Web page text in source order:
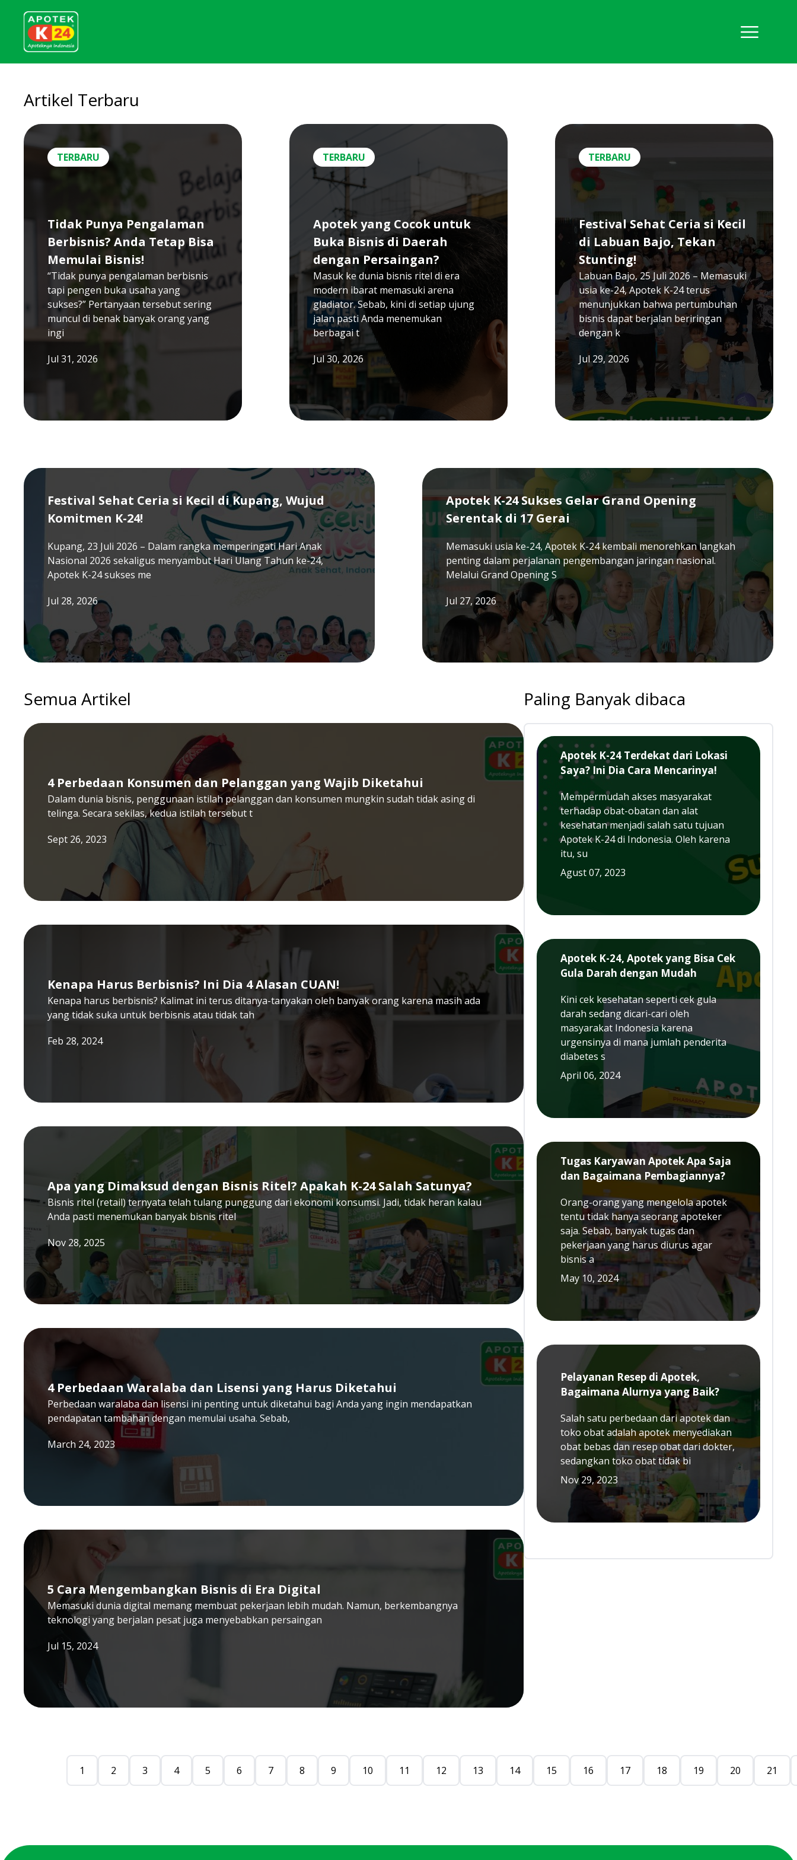
Artikel Terbaru
Tidak Punya Pengalaman
Berbisnis? Anda Tetap Bisa
Memulai Bisnis!
“Tidak punya pengalaman berbisnis
tapi pengen buka usaha yang
sukses?” Pertanyaan tersebut sering
muncul di benak banyak orang yang
ingi
Jul 31, 2026
TERBARU
Apotek yang Cocok untuk
Buka Bisnis di Daerah
dengan Persaingan?
Masuk ke dunia bisnis ritel di era
modern ibarat memasuki arena
gladiator. Sebab, kini di setiap ujung
jalan pasti Anda menemukan
berbagai t
Jul 30, 2026
TERBARU
Festival Sehat Ceria si Kecil
di Labuan Bajo, Tekan
Stunting!
Labuan Bajo, 25 Juli 2026 – Memasuki
usia ke-24, Apotek K-24 terus
menunjukkan bahwa pertumbuhan
bisnis dapat berjalan beriringan
dengan k
Jul 29, 2026
TERBARU
Festival Sehat Ceria si Kecil di Kupang, Wujud
Komitmen K-24!
Kupang, 23 Juli 2026 – Dalam rangka memperingati Hari Anak
Nasional 2026 sekaligus menyambut Hari Ulang Tahun ke-24,
Apotek K-24 sukses me
Jul 28, 2026
Apotek K-24 Sukses Gelar Grand Opening
Serentak di 17 Gerai
Memasuki usia ke-24, Apotek K-24 kembali menorehkan langkah
penting dalam perjalanan pengembangan jaringan nasional.
Melalui Grand Opening S
Jul 27, 2026
Semua Artikel
4 Perbedaan Konsumen dan Pelanggan yang Wajib Diketahui
Dalam dunia bisnis, penggunaan istilah pelanggan dan konsumen mungkin sudah tidak asing di
telinga. Secara sekilas, kedua istilah tersebut t
Sept 26, 2023
Kenapa Harus Berbisnis? Ini Dia 4 Alasan CUAN!
Kenapa harus berbisnis? Kalimat ini terus ditanya-tanyakan oleh banyak orang karena masih ada
yang tidak suka untuk berbisnis atau tidak tah
Feb 28, 2024
Apa yang Dimaksud dengan Bisnis Ritel? Apakah K-24 Salah Satunya?
Bisnis ritel (retail) ternyata telah tulang punggung dari ekonomi konsumsi. Jadi, tidak heran kalau
Anda pasti menemukan banyak bisnis ritel
Nov 28, 2025
4 Perbedaan Waralaba dan Lisensi yang Harus Diketahui
Perbedaan waralaba dan lisensi ini penting untuk diketahui bagi Anda yang ingin mendapatkan
pendapatan tambahan dengan memulai usaha. Sebab,
March 24, 2023
5 Cara Mengembangkan Bisnis di Era Digital
Memasuki dunia digital memang membuat pekerjaan lebih mudah. Namun, berkembangnya
teknologi yang berjalan pesat juga menyebabkan persaingan
Jul 15, 2024
Paling Banyak dibaca
Apotek K-24 Terdekat dari Lokasi
Saya? Ini Dia Cara Mencarinya!
Mempermudah akses masyarakat
terhadap obat-obatan dan alat
kesehatan menjadi salah satu tujuan
Apotek K-24 di Indonesia. Oleh karena
itu, su
Agust 07, 2023
Apotek K-24, Apotek yang Bisa Cek
Gula Darah dengan Mudah
Kini cek kesehatan seperti cek gula
darah sedang dicari-cari oleh
masyarakat Indonesia karena
urgensinya di mana jumlah penderita
diabetes s
April 06, 2024
Tugas Karyawan Apotek Apa Saja
dan Bagaimana Pembagiannya?
Orang-orang yang mengelola apotek
tentu tidak hanya seorang apoteker
saja. Sebab, banyak tugas dan
pekerjaan yang harus diurus agar
bisnis a
May 10, 2024
Pelayanan Resep di Apotek,
Bagaimana Alurnya yang Baik?
Salah satu perbedaan dari apotek dan
toko obat adalah apotek menyediakan
obat bebas dan resep obat dari dokter,
sedangkan toko obat tidak bi
Nov 29, 2023
1 2 3 4 5 6 7 8 9 10 11 12 13 14 15 16 17 18 19 20 21